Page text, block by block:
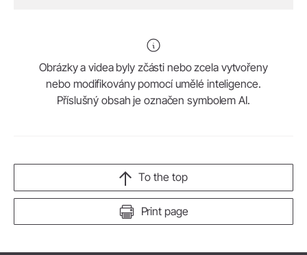
Obrázky a videa byly zčásti nebo zcela vytvořeny
nebo modifikovány pomocí umělé inteligence.
Příslušný obsah je označen symbolem AI.
Print page
To the top